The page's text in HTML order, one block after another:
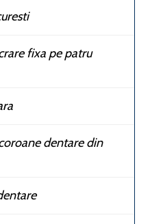
fixa pe patru
dentare din